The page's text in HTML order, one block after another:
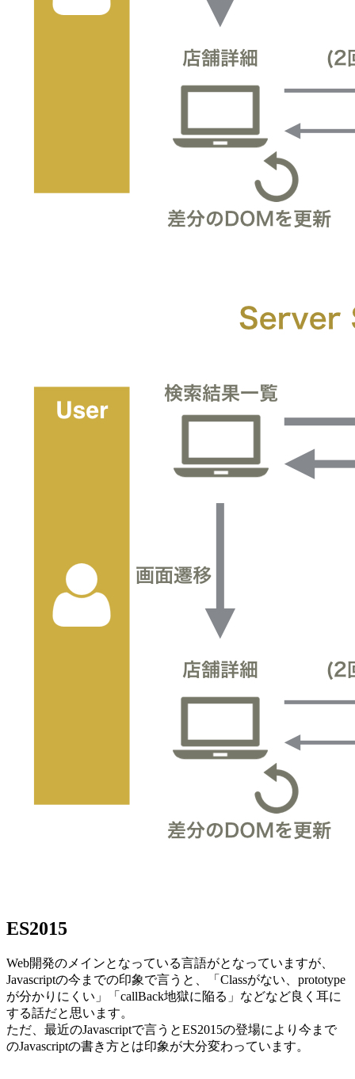
ES2015
Web開発のメインとなっている言語がとなっていますが、
Javascriptの今までの印象で言うと、「Classがない、prototype
が分かりにくい」「callBack地獄に陥る」などなど良く耳に
する話だと思います。
ただ、最近のJavascriptで言うとES2015の登場により今まで
のJavascriptの書き方とは印象が大分変わっています。